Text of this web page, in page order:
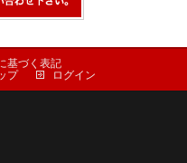
基づく表記
プ ログイン